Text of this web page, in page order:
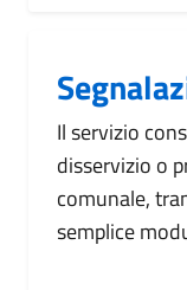
Il servizio
disservizio o
comunale,
semplice